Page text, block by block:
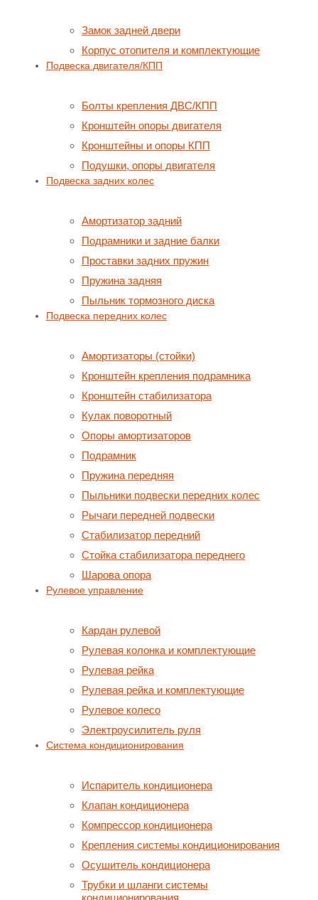
Замок задней двери
Корпус отопителя и комплектующие
Подвеска двигателя/КПП
Болты крепления ДВС/КПП
Кронштейн опоры двигателя
Кронштейны и опоры КПП
Подушки, опоры двигателя
Подвеска задних колес
Амортизатор задний
Подрамники и задние балки
Проставки задних пружин
Пружина задняя
Пыльник тормозного диска
Подвеска передних колес
Амортизаторы (стойки)
Кронштейн крепления подрамника
Кронштейн стабилизатора
Кулак поворотный
Опоры амортизаторов
Подрамник
Пружина передняя
Пыльники подвески передних колес
Рычаги передней подвески
Стабилизатор передний
Стойка стабилизатора переднего
Шарова опора
Рулевое управление
Кардан рулевой
Рулевая колонка и комплектующие
Рулевая рейка
Рулевая рейка и комплектующие
Рулевое колесо
Электроусилитель руля
Система кондиционирования
Испаритель кондиционера
Клапан кондиционера
Компрессор кондиционера
Крепления системы кондиционирования
Осушитель кондиционера
Трубки и шланги системы
кондиционирования